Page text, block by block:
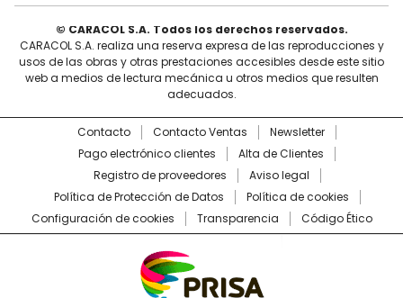
© CARACOL S.A. Todos los derechos reservados.
CARACOL S.A. realiza una reserva expresa de las reproducciones y
usos de las obras y otras prestaciones accesibles desde este sitio
web a medios de lectura mecánica u otros medios que resulten
adecuados.
Contacto Contacto Ventas
Newsletter
Pago electrónico clientes
Alta de Clientes
Registro de proveedores
Aviso legal
Política de Protección de Datos
Política de cookies
Configuración de cookies
Transparencia Código Ético